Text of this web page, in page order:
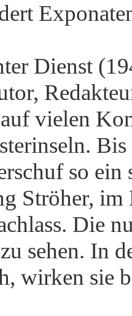
Dienst
vielen
so ein
Ströher,
Die
sehen. In
wirken sie